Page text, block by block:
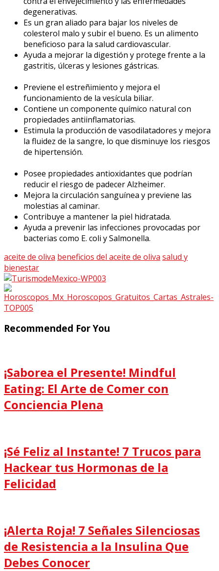
degenerativas.
Es un gran aliado para bajar los niveles de
colesterol malo y subir el bueno. Es un alimento
beneficioso para la salud cardiovascular.
Ayuda a mejorar la digestión y protege frente a la
gastritis, úlceras y lesiones gástricas.
Previene el estreñimiento y mejora el
funcionamiento de la vesícula biliar.
Contiene un componente químico natural con
propiedades antiinflamatorias.
Estimula la producción de vasodilatadores y mejora
la fluidez de la sangre, lo que disminuye los riesgos
de hipertensión.
Posee propiedades antioxidantes que podrían
reducir el riesgo de padecer Alzheimer.
Mejora la circulación sanguínea y previene las
molestias al caminar.
Contribuye a mantener la piel hidratada.
Ayuda a prevenir las infecciones provocadas por
bacterias como E. coli y Salmonella.
aceite de oliva beneficios del aceite de oliva salud y
bienestar
Recommended For You
¡Saborea el Presente! Mindful
Eating: El Arte de Comer con
Conciencia Plena
¡Sé Feliz al Instante! 7 Trucos para
Hackear tus Hormonas de la
Felicidad
¡Alerta Roja! 7 Señales Silenciosas
de Resistencia a la Insulina Que
Debes Conocer